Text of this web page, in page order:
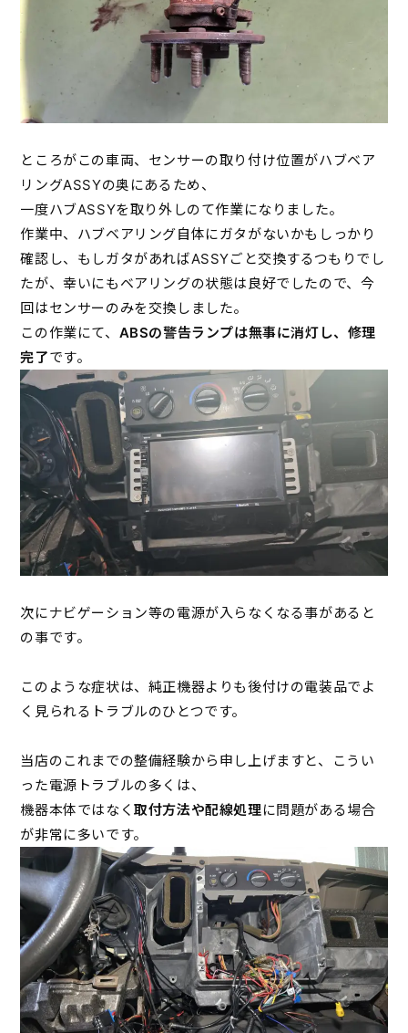
ところがこの車両、センサーの取り付け位置がハブベア
リングASSYの奥にあるため、
一度ハブASSYを取り外しのて作業になりました。
作業中、ハブベアリング自体にガタがないかもしっかり
確認し、もしガタがあればASSYごと交換するつもりでし
たが、幸いにもベアリングの状態は良好でしたので、今
回はセンサーのみを交換しました。
この作業にて、 ABSの警告ランプは無事に消灯し、修理
完了です。
次にナビゲーション等の電源が入らなくなる事があると
の事です。
このような症状は、純正機器よりも後付けの電装品でよ
く見られるトラブルのひとつです。
当店のこれまでの整備経験から申し上げますと、こうい
った電源トラブルの多くは、
機器本体ではなく取付方法や配線処理に問題がある場合
が非常に多いです。